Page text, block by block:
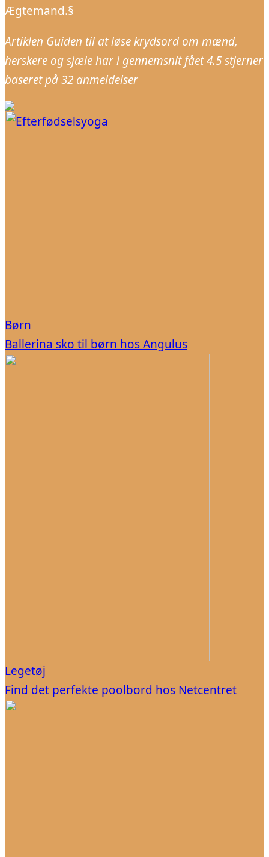
Ægtemand.§
Artiklen Guiden til at løse krydsord om mænd,
herskere og sjæle har i gennemsnit fået4.5stjerner
baseret på32 anmeldelser
Børn
Ballerina sko til børn hos Angulus
Legetøj
Find det perfekte poolbord hos Netcentret